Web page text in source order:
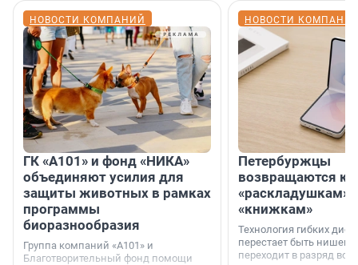
НОВОСТИ КОМПАНИЙ
ГК «А101» и фонд «НИКА»
объединяют усилия для
защиты животных в рамках
программы
биоразнообразия
Группа компаний «А101» и
Благотворительный фонд помощи
НОВОСТИ
Петербуржцы
возвращаются к
«раскладушкам»
«книжкам»
Технология гибких
перестает быть
переходит в разряд